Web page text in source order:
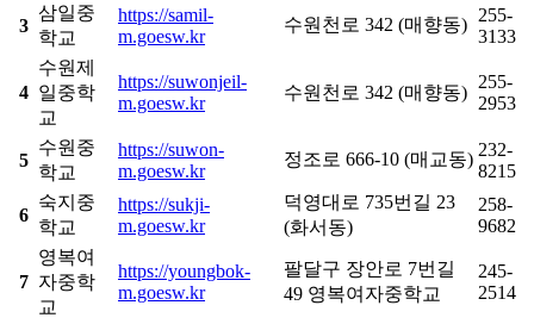
3
삼일중
학교
https://samil-
m.goesw.kr
수원천로 342 (매향동) 255-
3133
4
수원제
일중학
교
https://suwonjeil-
m.goesw.kr
수원천로 342 (매향동)
255-
2953
5
수원중
학교
https://suwon-
m.goesw.kr
정조로 666-10 (매교동) 232-
8215
6
숙지중
학교
https://sukji-
m.goesw.kr
덕영대로 735번길 23
(화서동)
258-
9682
7
영복여
자중학
교
https://youngbok-
m.goesw.kr
팔달구 장안로 7번길
49 영복여자중학교
245-
2514